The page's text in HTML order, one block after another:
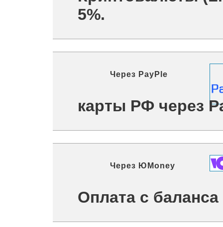
5%.
Через PayPle
карты РФ через
Через ЮMoney
Оплата с